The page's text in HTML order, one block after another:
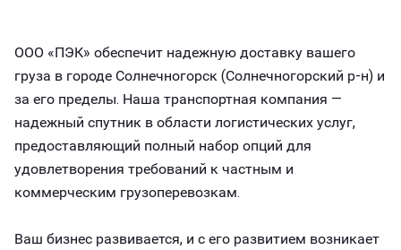
ООО «ПЭК» обеспечит надежную доставку вашего
груза в городе Солнечногорск (Солнечногорский р-н) и
за его пределы. Наша транспортная компания —
надежный спутник в области логистических услуг,
предоставляющий полный набор опций для
удовлетворения требований к частным и
коммерческим грузоперевозкам.
Ваш бизнес развивается, и с его развитием возникает